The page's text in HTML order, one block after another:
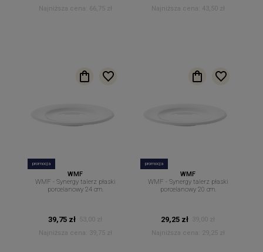
Najniższa cena:
66,75 zł
Najniższa cena:
43,50 zł
promocja
WMF
WMF - Synergy talerz płaski
porcelanowy 24 cm.
39,75 zł
53,00 zł
Najniższa cena:
39,75 zł
promocja
WMF
WMF - Synergy talerz płaski
porcelanowy 20 cm.
29,25 zł
39,00 zł
Najniższa cena:
29,25 zł